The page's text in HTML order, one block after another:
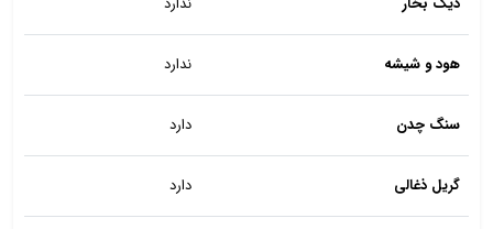
هود و شیشه ندارد
سنگ چدن دارد
گریل ذغالی دارد